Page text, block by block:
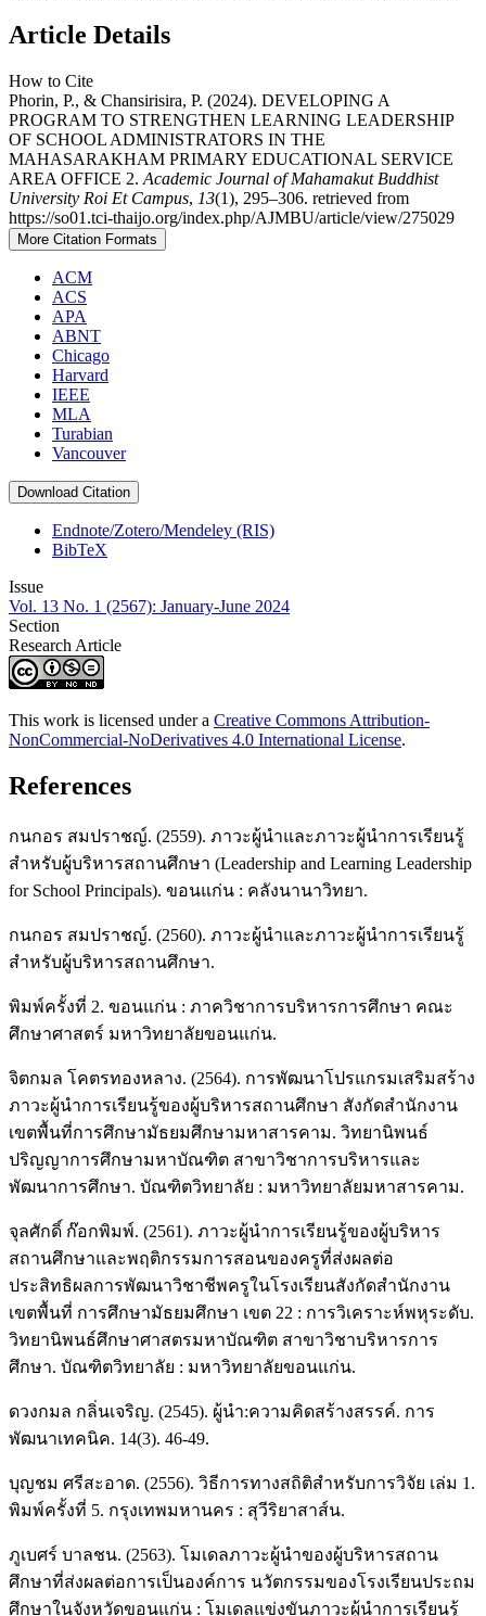
Article Details
How to Cite
Phorin, P., & Chansirisira, P. (2024). DEVELOPING A
PROGRAM TO STRENGTHEN LEARNING LEADERSHIP
OF SCHOOL ADMINISTRATORS IN THE
MAHASARAKHAM PRIMARY EDUCATIONAL SERVICE
AREA OFFICE 2. Academic Journal of Mahamakut Buddhist
University Roi Et Campus, 13(1), 295–306. retrieved from
https://so01.tci-thaijo.org/index.php/AJMBU/article/view/275029
More Citation Formats
ACM
ACS
APA
ABNT
Chicago
Harvard
IEEE
MLA
Turabian
Vancouver
Download Citation
Endnote/Zotero/Mendeley (RIS)
BibTeX
Issue
Vol. 13 No. 1 (2567): January-June 2024
Section
Research Article
This work is licensed under a Creative Commons Attribution-
NonCommercial-NoDerivatives 4.0 International License.
References
กนกอร สมปราชญ์. (2559). ภาวะผู้นำและภาวะผู้นำการเรียนรู้
สำหรับผู้บริหารสถานศึกษา (Leadership and Learning Leadership
for School Principals). ขอนแก่น : คลังนานาวิทยา.
กนกอร สมปราชญ์. (2560). ภาวะผู้นำและภาวะผู้นำการเรียนรู้
สำหรับผู้บริหารสถานศึกษา.
พิมพ์ครั้งที่ 2. ขอนแก่น : ภาควิชาการบริหารการศึกษา คณะ
ศึกษาศาสตร์ มหาวิทยาลัยขอนแก่น.
จิตกมล โคตรทองหลาง. (2564). การพัฒนาโปรแกรมเสริมสร้าง
ภาวะผู้นำการเรียนรู้ของผู้บริหารสถานศึกษา สังกัดสำนักงาน
เขตพื้นที่การศึกษามัธยมศึกษามหาสารคาม. วิทยานิพนธ์
ปริญญาการศึกษามหาบัณฑิต สาขาวิชาการบริหารและ
พัฒนาการศึกษา. บัณฑิตวิทยาลัย : มหาวิทยาลัยมหาสารคาม.
จุลศักดิ์ ก๊อกพิมพ์. (2561). ภาวะผู้นำการเรียนรู้ของผู้บริหาร
สถานศึกษาและพฤติกรรมการสอนของครูที่ส่งผลต่อ
ประสิทธิผลการพัฒนาวิชาชีพครูในโรงเรียนสังกัดสำนักงาน
เขตพื้นที่ การศึกษามัธยมศึกษา เขต 22 : การวิเคราะห์พหุระดับ.
วิทยานิพนธ์ศึกษาศาสตรมหาบัณฑิต สาขาวิชาบริหารการ
ศึกษา. บัณฑิตวิทยาลัย : มหาวิทยาลัยขอนแก่น.
ดวงกมล กลิ่นเจริญ. (2545). ผู้นำ:ความคิดสร้างสรรค์. การ
พัฒนาเทคนิค. 14(3). 46-49.
บุญชม ศรีสะอาด. (2556). วิธีการทางสถิติสำหรับการวิจัย เล่ม 1.
พิมพ์ครั้งที่ 5. กรุงเทพมหานคร : สุวีริยาสาส์น.
ภูเบศร์ บาลชน. (2563). โมเดลภาวะผู้นำของผู้บริหารสถาน
ศึกษาที่ส่งผลต่อการเป็นองค์การ นวัตกรรมของโรงเรียนประถม
ศึกษาในจังหวัดขอนแก่น : โมเดลแข่งขันภาวะผู้นำการเรียนรู้